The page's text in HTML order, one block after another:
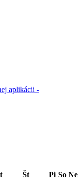
aplikácii -
Št Pi So Ne